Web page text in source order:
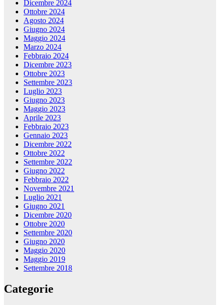
Dicembre 2024
Ottobre 2024
Agosto 2024
Giugno 2024
Maggio 2024
Marzo 2024
Febbraio 2024
Dicembre 2023
Ottobre 2023
Settembre 2023
Luglio 2023
Giugno 2023
Maggio 2023
Aprile 2023
Febbraio 2023
Gennaio 2023
Dicembre 2022
Ottobre 2022
Settembre 2022
Giugno 2022
Febbraio 2022
Novembre 2021
Luglio 2021
Giugno 2021
Dicembre 2020
Ottobre 2020
Settembre 2020
Giugno 2020
Maggio 2020
Maggio 2019
Settembre 2018
Categorie